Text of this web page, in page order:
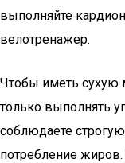
выполняйте
велотренажер.
Чтобы иметь
только выполнять
соблюдаете
потребление жиров.